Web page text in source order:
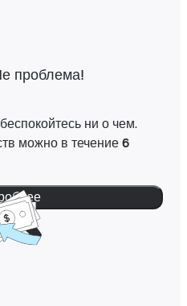
проблема!
ни о чем.
можно в течение 6